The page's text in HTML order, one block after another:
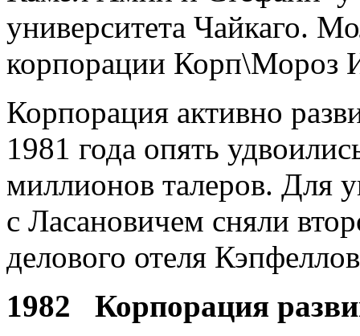
университета Чайкаго.
корпорации Корп\Мороз
Корпорация активно
1981 года опять
миллионов талеров. Для
с Ласановичем сняли
делового отеля
1982 Корпорация